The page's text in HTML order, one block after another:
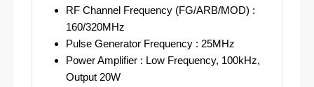
RF Channel Frequency (FG/ARB/MOD) :
160/320MHz
Pulse Generator Frequency : 25MHz
Power Amplifier : Low Frequency, 100kHz,
Output 20W